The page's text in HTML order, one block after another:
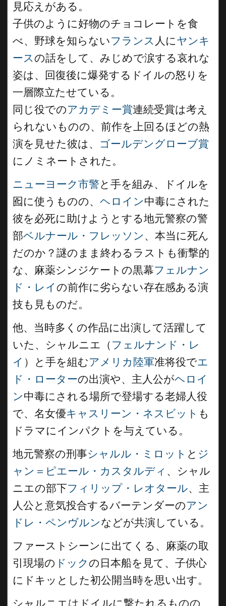
見応えがある。
子供のように好物のチョコレートを食
べ、野球を知らないフランス 人にヤンキ
ースの話をして、みじめで涙する哀れな
姿は、回復後に爆発するドイルの怒りを
一層際立たせている。
同じ役でのアカデミー賞連続受賞は考え
られないものの、前作を上回るほどの熱
演を見せた彼は、 ゴールデングローブ賞
にノミネートされた。
ニューヨーク市警と手を組み、ドイルを
囮に使うものの、 ヘロイン中毒にされた
彼を必死に助けようとする地元警察の警
部ベルナール・フレッソン 、本当に死ん
だのか？謎のまま終わるラストも衝撃的
な、麻薬シンジケートの黒幕フェルナン
ド・レイの前作に劣らない存在感ある演
技も見ものだ。
他、当時多くの作品に出演して活躍して
いた、シャルニエ（ フェルナンド・レ
イ ）と手を組むアメリカ陸軍准将役でエ
ド・ローターの出演や、主人公がヘロイ
ン中毒にされる場所で登場する老婦人役
で、名女優キャスリーン・ネスビット も
ドラマにインパクトを与えている。
地元警察の刑事シャルル・ミロット と ジ
ャン＝ピエール・カスタルディ 、シャル
ニエの部下フィリップ・レオタール、主
人公と意気投合するバーテンダーのアン
ドレ・ペンヴルンなどが共演している。
ファーストシーンに出てくる、麻薬の取
引現場の ドックの日本船を見て、子供心
にドキッとした初公開当時を思い出す。
シャルニエはドイルに撃たれるものの、